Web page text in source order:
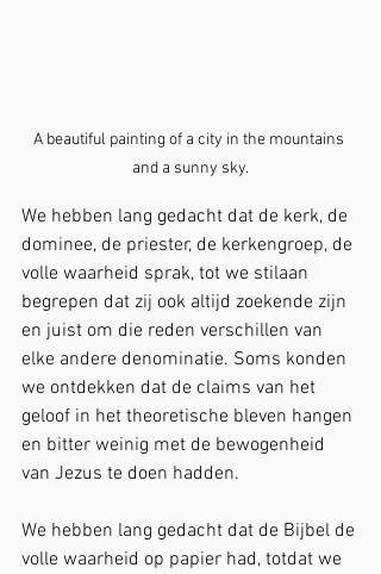
A beautiful painting of a city in the mountains
and a sunny sky.
We hebben lang gedacht dat de kerk, de
dominee, de priester, de kerkengroep, de
volle waarheid sprak, tot we stilaan
begrepen dat zij ook altijd zoekende zijn
en juist om die reden verschillen van
elke andere denominatie. Soms konden
we ontdekken dat de claims van het
geloof in het theoretische bleven hangen
en bitter weinig met de bewogenheid
van Jezus te doen hadden.
We hebben lang gedacht dat de Bijbel de
volle waarheid op papier had, totdat we